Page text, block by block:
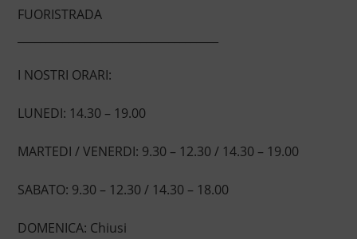
FUORISTRADA
I NOSTRI ORARI:
LUNEDI: 14.30 – 19.00
MARTEDI / VENERDI: 9.30 – 12.30 / 14.30 – 19.00
SABATO: 9.30 – 12.30 / 14.30 – 18.00
DOMENICA: Chiusi